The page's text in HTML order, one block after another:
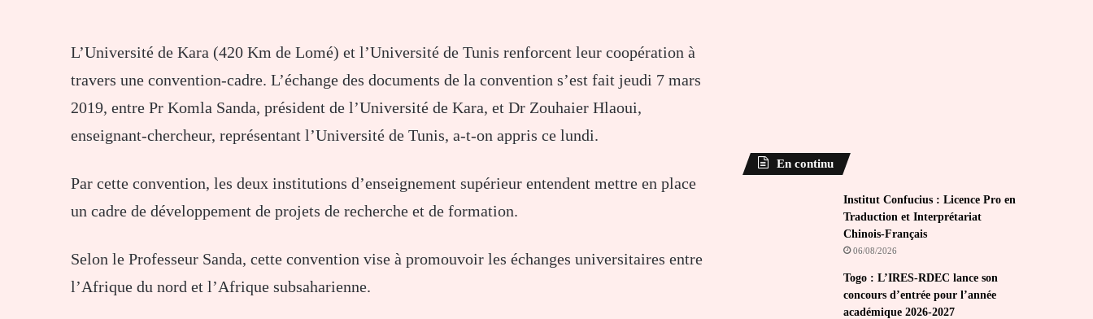
L’Université de Kara (420 Km de Lomé) et l’Université de Tunis renforcent leur coopération à
travers une convention-cadre. L’échange des documents de la convention s’est fait jeudi 7 mars
2019, entre Pr Komla Sanda, président de l’Université de Kara, et Dr Zouhaier Hlaoui,
enseignant-chercheur, représentant l’Université de Tunis, a-t-on appris ce lundi.
Par cette convention, les deux institutions d’enseignement supérieur entendent mettre en place
un cadre de développement de projets de recherche et de formation.
Selon le Professeur Sanda, cette convention vise à promouvoir les échanges universitaires entre
l’Afrique du nord et l’Afrique subsaharienne.
En continu
Institut Confucius : Licence Pro en
Traduction et Interprétariat
Chinois-Français
06/08/2026
Togo : L’IRES-RDEC lance son
concours d’entrée pour l’année
académique 2026-2027